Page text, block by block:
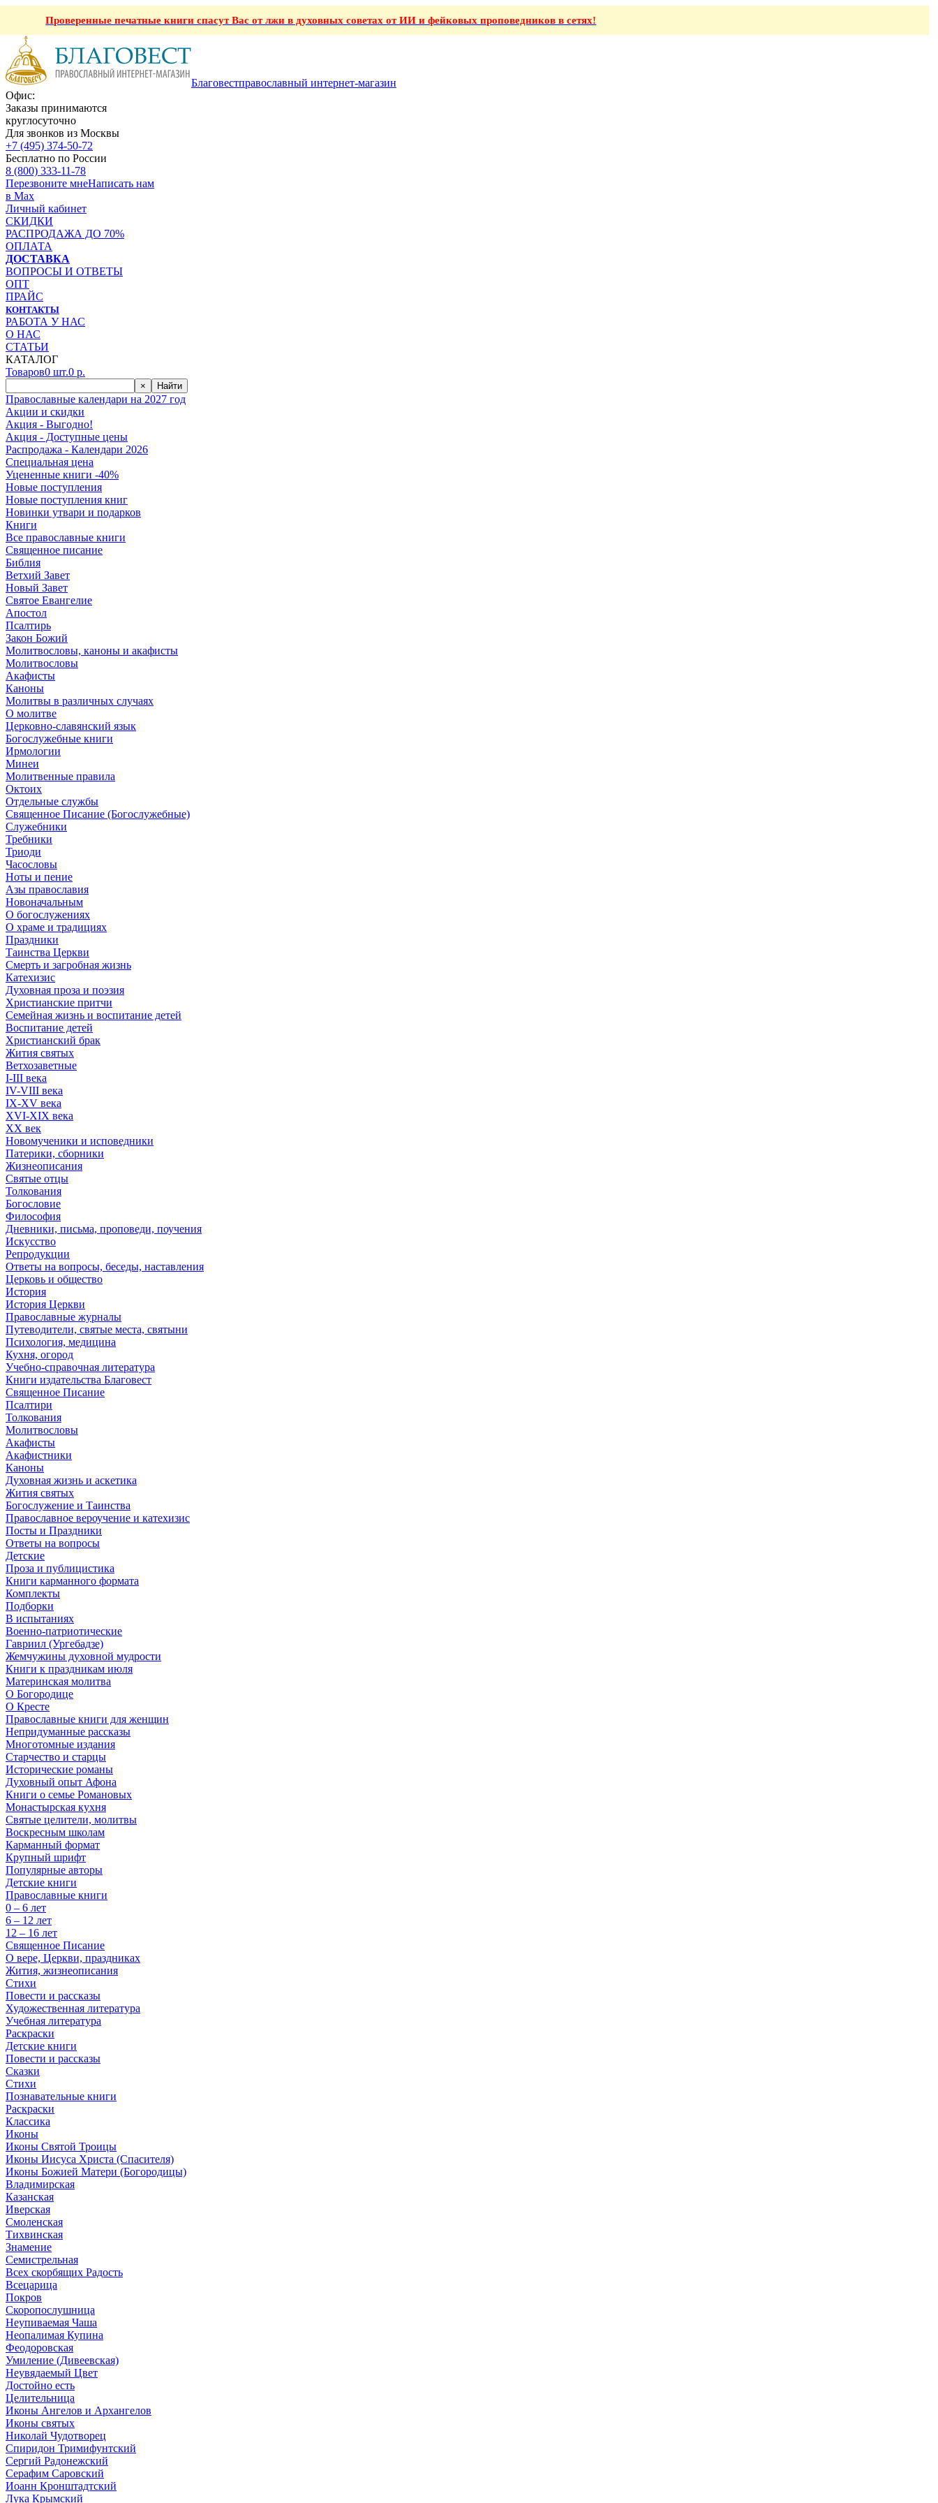
Проверенные печатные книги спасут Вас от лжи в духовных советах от ИИ и фейковых проповедников в сетях!
Благовестправославный интернет-магазин
Офис:
Заказы принимаются
круглосуточно
Для звонков из Москвы
+7 (495) 374-50-72
Бесплатно по России
8 (800) 333-11-78
Перезвоните мнеНаписать нам
в Max
Личный кабинет
СКИДКИ
РАСПРОДАЖА ДО 70%
ОПЛАТА
ДОСТАВКА
ВОПРОСЫ И ОТВЕТЫ
ОПТ
ПРАЙС
КОНТАКТЫ
РАБОТА У НАС
О НАС
СТАТЬИ
КАТАЛОГ
Товаров0 шт.0 р.
× Найти
Православные календари на 2027 год
Акции и скидки
Акция - Выгодно!
Акция - Доступные цены
Распродажа - Календари 2026
Специальная цена
Уцененные книги -40%
Новые поступления
Новые поступления книг
Новинки утвари и подарков
Книги
Все православные книги
Священное писание
Библия
Ветхий Завет
Новый Завет
Святое Евангелие
Апостол
Псалтирь
Закон Божий
Молитвословы, каноны и акафисты
Молитвословы
Акафисты
Каноны
Молитвы в различных случаях
О молитве
Церковно-славянский язык
Богослужебные книги
Ирмологии
Минеи
Молитвенные правила
Октоих
Отдельные службы
Священное Писание (Богослужебные)
Служебники
Требники
Триоди
Часословы
Ноты и пение
Азы православия
Новоначальным
О богослужениях
О храме и традициях
Праздники
Таинства Церкви
Смерть и загробная жизнь
Катехизис
Духовная проза и поэзия
Христианские притчи
Семейная жизнь и воспитание детей
Воспитание детей
Христианский брак
Жития святых
Ветхозаветные
I-III века
IV-VIII века
IX-XV века
XVI-XIX века
XX век
Новомученики и исповедники
Патерики, сборники
Жизнеописания
Святые отцы
Толкования
Богословие
Философия
Дневники, письма, проповеди, поучения
Искусство
Репродукции
Ответы на вопросы, беседы, наставления
Церковь и общество
История
История Церкви
Православные журналы
Путеводители, святые места, святыни
Психология, медицина
Кухня, огород
Учебно-справочная литература
Книги издательства Благовест
Священное Писание
Псалтири
Толкования
Молитвословы
Акафисты
Акафистники
Каноны
Духовная жизнь и аскетика
Жития святых
Богослужение и Таинства
Православное вероучение и катехизис
Посты и Праздники
Ответы на вопросы
Детские
Проза и публицистика
Книги карманного формата
Комплекты
Подборки
В испытаниях
Военно-патриотические
Гавриил (Ургебадзе)
Жемчужины духовной мудрости
Книги к праздникам июля
Материнская молитва
О Богородице
О Кресте
Православные книги для женщин
Непридуманные рассказы
Многотомные издания
Старчество и старцы
Исторические романы
Духовный опыт Афона
Книги о семье Романовых
Монастырская кухня
Святые целители, молитвы
Воскресным школам
Карманный формат
Крупный шрифт
Популярные авторы
Детские книги
Православные книги
0 – 6 лет
6 – 12 лет
12 – 16 лет
Священное Писание
О вере, Церкви, праздниках
Жития, жизнеописания
Стихи
Повести и рассказы
Художественная литература
Учебная литература
Раскраски
Детские книги
Повести и рассказы
Сказки
Стихи
Познавательные книги
Раскраски
Классика
Иконы
Иконы Святой Троицы
Иконы Иисуса Христа (Спасителя)
Иконы Божией Матери (Богородицы)
Владимирская
Казанская
Иверская
Смоленская
Тихвинская
Знамение
Семистрельная
Всех скорбящих Радость
Всецарица
Покров
Скоропослушница
Неупиваемая Чаша
Неопалимая Купина
Феодоровская
Умиление (Дивеевская)
Неувядаемый Цвет
Достойно есть
Целительница
Иконы Ангелов и Архангелов
Иконы святых
Николай Чудотворец
Спиридон Тримифунтский
Сергий Радонежский
Серафим Саровский
Иоанн Кронштадтский
Лука Крымский